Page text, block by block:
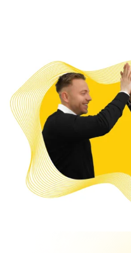
Referenzen
Beratungsleistungen
Karriere
Über uns